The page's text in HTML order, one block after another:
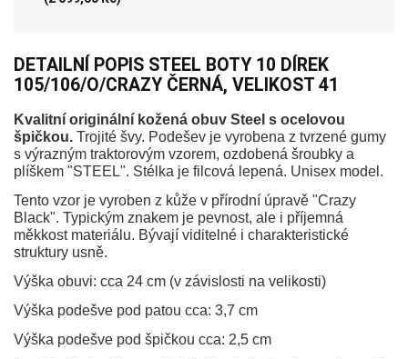
DETAILNÍ POPIS STEEL BOTY 10 DÍREK
105/106/O/CRAZY ČERNÁ, VELIKOST 41
Kvalitní originální kožená obuv Steel s ocelovou
špičkou. Trojité švy. Podešev je vyrobena z tvrzené gumy
s výrazným traktorovým vzorem, ozdobená šroubky a
plíškem "STEEL". Stélka je filcová lepená. Unisex model.
Tento vzor je vyroben z kůže v přírodní úpravě "Crazy
Black". Typickým znakem je pevnost, ale i příjemná
měkkost materiálu. Bývají viditelné i charakteristické
struktury usně.
Výška obuvi: cca 24 cm (v závislosti na velikosti)
Výška podešve pod patou cca: 3,7 cm
Výška podešve pod špičkou cca: 2,5 cm